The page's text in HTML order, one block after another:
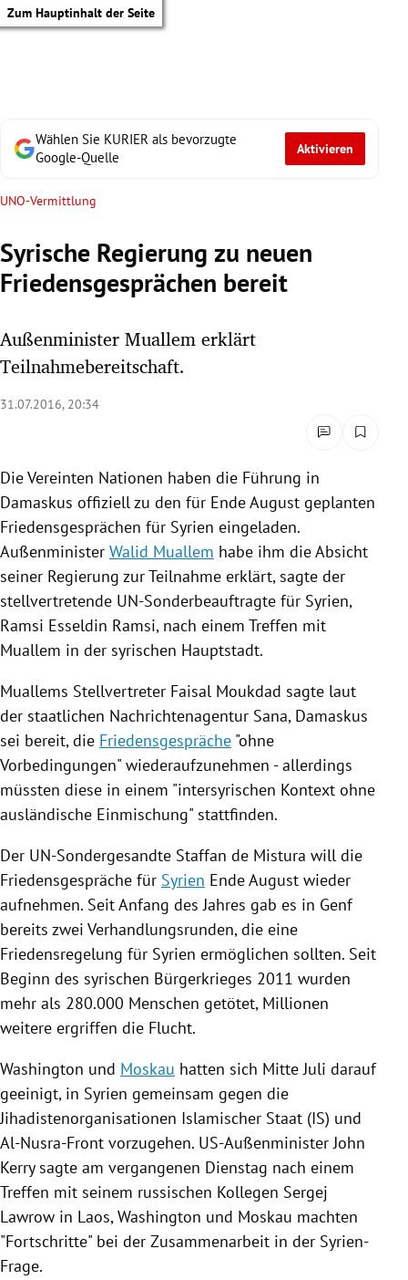
Zum Hauptinhalt der Seite
Untermenü
Untermenü
Untermenü
Untermenü
Untermenü
Untermenü
Untermenü
Wählen Sie KURIER als bevorzugte
Google-Quelle
Aktivieren
UNO-Vermittlung
Syrische Regierung zu neuen
Friedensgesprächen bereit
Außenminister Muallem erklärt
Teilnahmebereitschaft.
31.07.2016, 20:34
DieVereinten Nationen haben die Führung in
Damaskus offiziell zu den für Ende August geplanten
Friedensgesprächen für Syrien eingeladen.
Außenminister Walid Muallem habe ihm die Absicht
seiner Regierung zur Teilnahme erklärt, sagte der
stellvertretende UN-Sonderbeauftragte für Syrien,
Ramsi Esseldin Ramsi, nach einem Treffen mit
Muallem in der syrischen Hauptstadt.
Muallems Stellvertreter Faisal Moukdad sagte laut
der staatlichen Nachrichtenagentur Sana, Damaskus
sei bereit, die Friedensgespräche "ohne
Vorbedingungen" wiederaufzunehmen - allerdings
müssten diese in einem "intersyrischen Kontext ohne
ausländische Einmischung" stattfinden.
Der UN-Sondergesandte Staffan de Mistura will die
Friedensgespräche für Syrien Ende August wieder
aufnehmen. Seit Anfang des Jahres gab es in Genf
bereits zwei Verhandlungsrunden, die eine
Friedensregelung für Syrien ermöglichen sollten. Seit
Beginn des syrischen Bürgerkrieges 2011 wurden
mehr als 280.000 Menschen getötet, Millionen
weitere ergriffen die Flucht.
Washington und Moskau hatten sich Mitte Juli darauf
geeinigt, in Syrien gemeinsam gegen die
Jihadistenorganisationen Islamischer Staat (IS) und
Al-Nusra-Front vorzugehen. US-Außenminister John
Kerrysagte am vergangenen Dienstag nach einem
Treffen mit seinem russischen Kollegen Sergej
Lawrow in Laos, Washington und Moskau machten
"Fortschritte" bei der Zusammenarbeit in der Syrien-
Frage.